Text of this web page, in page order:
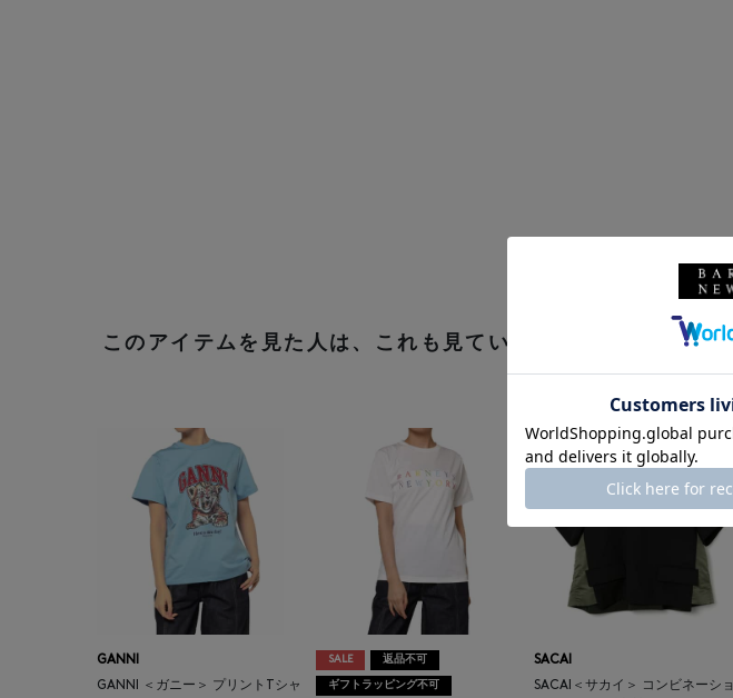
このアイテムを見た人は、これも見ています
GANNI
GANNI ＜ガニー＞ プリントTシャ
SALE 返品不可
ギフトラッピング不可
SACAI
SACAI＜サカイ＞ コンビネーショ